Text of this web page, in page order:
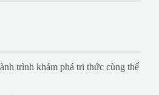
trình khám phá tri thức cùng thế